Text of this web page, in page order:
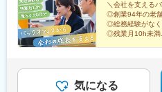
＼会社を支える
◎創業94年の老
◎総務経験がなく
◎残業月10h未満
気になる